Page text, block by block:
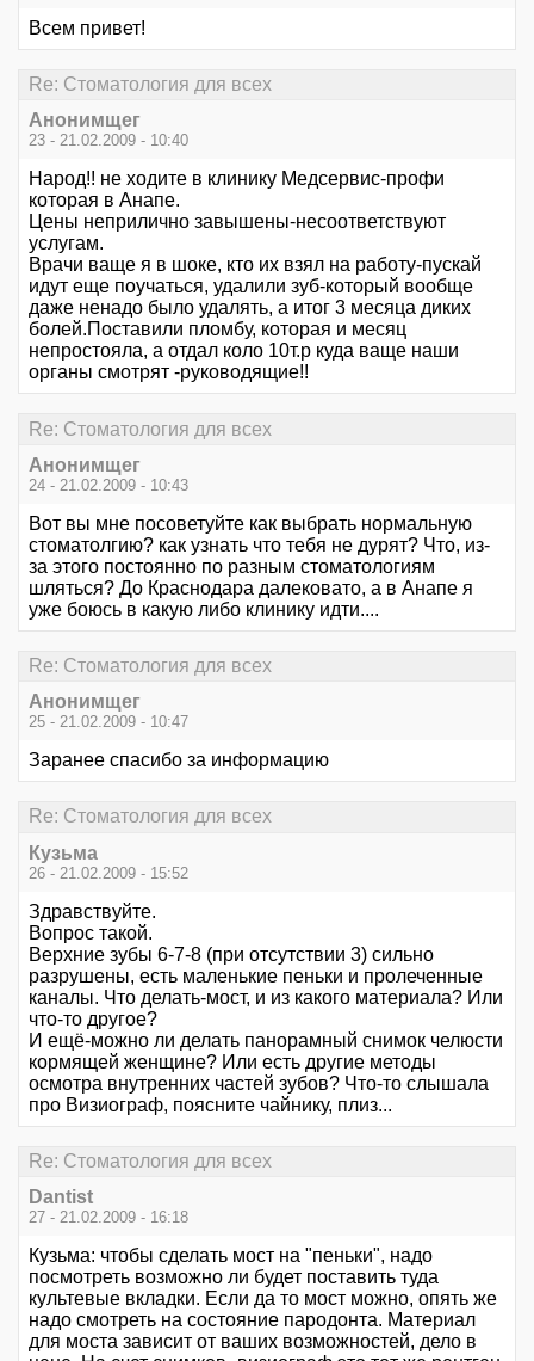
Всем привет!
Re: Стоматология для всех
Анонимщег
23 - 21.02.2009 - 10:40
Народ!! не ходите в клинику Медсервис-профи
которая в Анапе.
Цены неприлично завышены-несоответствуют
услугам.
Врачи ваще я в шоке, кто их взял на работу-пускай
идут еще поучаться, удалили зуб-который вообще
даже ненадо было удалять, а итог 3 месяца диких
болей.Поставили пломбу, которая и месяц
непростояла, а отдал коло 10т.р куда ваще наши
органы смотрят -руководящие!!
Re: Стоматология для всех
Анонимщег
24 - 21.02.2009 - 10:43
Вот вы мне посоветуйте как выбрать нормальную
стоматолгию? как узнать что тебя не дурят? Что, из-
за этого постоянно по разным стоматологиям
шляться? До Краснодара далековато, а в Анапе я
уже боюсь в какую либо клинику идти....
Re: Стоматология для всех
Анонимщег
25 - 21.02.2009 - 10:47
Заранее спасибо за информацию
Re: Стоматология для всех
Кузьма
26 - 21.02.2009 - 15:52
Здравствуйте.
Вопрос такой.
Верхние зубы 6-7-8 (при отсутствии 3) сильно
разрушены, есть маленькие пеньки и пролеченные
каналы. Что делать-мост, и из какого материала? Или
что-то другое?
И ещё-можно ли делать панорамный снимок челюсти
кормящей женщине? Или есть другие методы
осмотра внутренних частей зубов? Что-то слышала
про Визиограф, поясните чайнику, плиз...
Re: Стоматология для всех
Dantist
27 - 21.02.2009 - 16:18
Кузьма: чтобы сделать мост на "пеньки", надо
посмотреть возможно ли будет поставить туда
культевые вкладки. Если да то мост можно, опять же
надо смотреть на состояние пародонта. Материал
для моста зависит от ваших возможностей, дело в